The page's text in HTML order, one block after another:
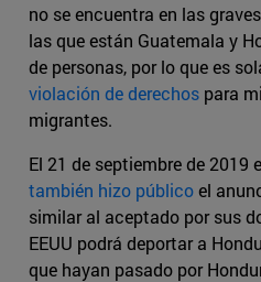
no se encuentra en las
las que están Guatemala y
de personas, por lo que es
violación de derechos para
migrantes.
El 21 de septiembre de 2019
también hizo públicoel
similar al aceptado por sus
EEUU podrá deportar a
que hayan pasado por